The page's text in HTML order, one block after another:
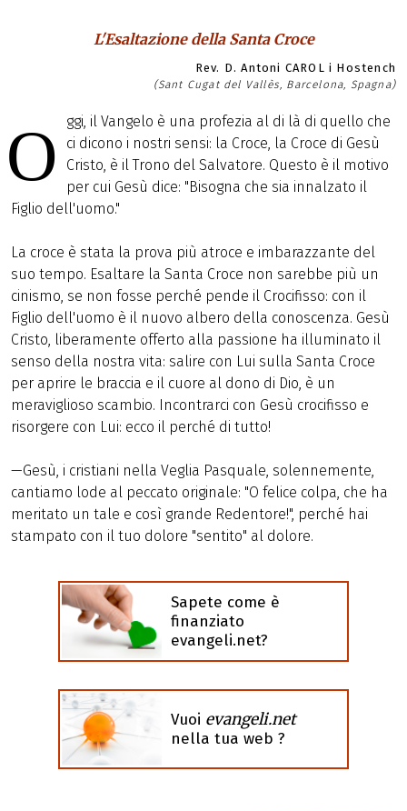
L'Esaltazione della Santa Croce
Rev. D. Antoni CAROL i Hostench
(Sant Cugat del Vallès, Barcelona, Spagna)
O
ggi, il Vangelo è una profezia al di là di quello che
ci dicono i nostri sensi: la Croce, la Croce di Gesù
Cristo, è il Trono del Salvatore. Questo è il motivo
per cui Gesù dice: "Bisogna che sia innalzato il
Figlio dell'uomo."
La croce è stata la prova più atroce e imbarazzante del
suo tempo. Esaltare la Santa Croce non sarebbe più un
cinismo, se non fosse perché pende il Crocifisso: con il
Figlio dell'uomo è il nuovo albero della conoscenza. Gesù
Cristo, liberamente offerto alla passione ha illuminato il
senso della nostra vita: salire con Lui sulla Santa Croce
per aprire le braccia e il cuore al dono di Dio, è un
meraviglioso scambio. Incontrarci con Gesù crocifisso e
risorgere con Lui: ecco il perché di tutto!
—Gesù, i cristiani nella Veglia Pasquale, solennemente,
cantiamo lode al peccato originale: "O felice colpa, che ha
meritato un tale e così grande Redentore!", perché hai
stampato con il tuo dolore "sentito" al dolore.
Sapete come è
finanziato
evangeli.net?
Vuoi evangeli.net
nella tua web ?